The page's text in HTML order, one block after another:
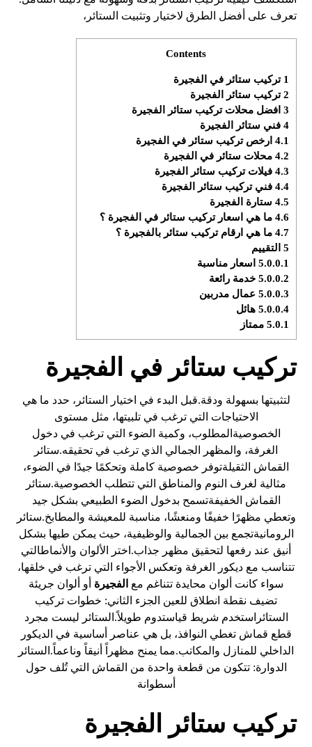
تعرف على أفضل الطرق لاختيار وتثبيت الستائر،
Contents
1 تركيب ستائر في الفجيرة
2تركيب ستائر الفجيرة
3 افضل محلات تركيب ستائر الفجيرة
4 فني ستائر الفجيرة
4.1 ارخص تركيب ستائر في الفجيرة
4.2 محلات ستائر في الفجيرة
4.3 ‏فيلات تركيب ستائر الفجيرة
4.4 فني تركيب ستائر الفجيرة
4.5 ستارة الفجيرة
4.6 ما هي اسعار تركيب ستائر في الفجيرة ؟
4.7 ما هي ارقام تركيب ستائر بالفجيرة ؟
5 التقييم
5.0.0.1 اسعار مناسبة
5.0.0.2 خدمة رائعة
5.0.0.3 عمال مدربين
5.0.0.4 هائل
5.0.1 ممتاز
تركيب ستائر في الفجيرة
لتثبيتها بسهولة ودقة.قبل البدء في اختيار الستائر، حدد ما هي
الاحتياجات التي ترغب في تلبيتها، مثل مستوى
الخصوصيةالمطلوب، وكمية الضوء التي ترغب في دخول
الغرفة، والمظهر الجمالي الذي ترغب في تحقيقه.ستائر
القماش الثقيلةتوفر خصوصية كاملة وتحكمًا جيدًا في الضوء،
مثالية لغرف النوم والمناطق التي تتطلب الخصوصية.ستائر
القماش الخفيفةتسمح بدخول الضوء الطبيعي بشكل جيد
وتعطي مظهرًا خفيفًا ومنعشًا، مناسبة للمعيشة والمطابخ.ستائر
الرومانيةتجمع بين الجمالية والوظيفية، حيث يمكن طيها بشكل
أنيق عند رفعها لتحقيق مظهر جذاب.اختر الألوان والأنماطالتي
تتناسب مع ديكور الغرفة وتعكس الأجواء التي ترغب في خلقها،
سواء كانت ألوان محايدة تتناغم مع الفجيرة أو ألوان جريئة
تضيف نقطة انطلاق للعين الجزء الثاني: خطوات تركيب
الستائراستخدم شريط قياستدوم طويلاً.الستائر ليست مجرد
قطع قماش تغطي النوافذ، بل هي عناصر أساسية في الديكور
الداخلي للمنازل والمكاتب.مما يمنح مظهراً أنيقاً وناعماً.الستائر
الدوارة: تتكون من قطعة واحدة من القماش التي تُلف حول
أسطوانة
تركيب ستائر الفجيرة